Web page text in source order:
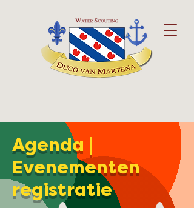
Agenda |
Evenementen
registratie